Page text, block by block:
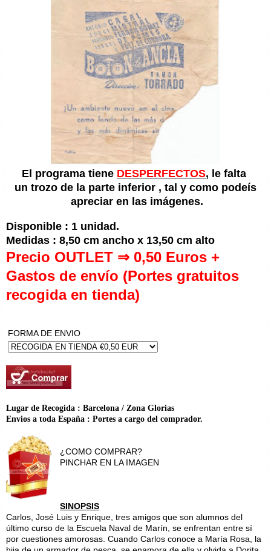
El programa tiene DESPERFECTOS, le falta
un trozo de la parte inferior , tal y como podeís
apreciar en las imágenes.
Disponible : 1 unidad.
Medidas : 8,50 cm ancho x 13,50 cm alto
Precio OUTLET ⇒ 0,50 Euros +
Gastos de envío (Portes gratuitos
recogida en tienda)
FORMA DE ENVIO
Lugar de Recogida : Barcelona / Zona Glorias
Envios a toda España : Portes a cargo del comprador.
¿COMO COMPRAR?
PINCHAR EN LA IMAGEN
SINOPSIS
Carlos, José Luis y Enrique, tres amigos que son alumnos del
último curso de la Escuela Naval de Marín, se enfrentan entre sí
por cuestiones amorosas. Cuando Carlos conoce a María Rosa, la